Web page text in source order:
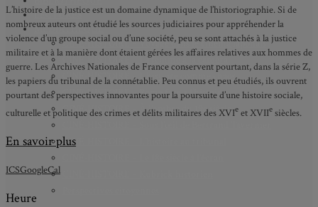
LECTURES
MÉDIATHÈQUE
CINÉ-HISTOIRE – Voyage dans le cinéma japonais
CINÉ-HISTOIRE – La femme à la caméra
CINÉ-HISTOIRE – L’histoire comme chaos
CINÉ-HISTOIRE – Rome face à l’histoire
CINÉ-HISTOIRE – À l’ombre du 19e siècle
CINÉ-HISTOIRE – L’histoire au tribunal
L’histoire de la justice est un domaine dynamique de l’historiographie. Si de
nombreux auteurs ont étudié les sources judiciaires pour appréhender la
violence d’un groupe social ou d’une société, peu se sont attachés à la justice
militaire et à la manière dont étaient gérées les affaires relatives aux hommes de
guerre. Les Archives Nationales de France conservent pourtant, dans la série Z,
les papiers du tribunal de la connétablie. Peu connus et peu étudiés, ils ouvrent
pourtant des perspectives innovantes pour la poursuite d’une histoire sociale,
culturelle et politique des crimes et délits militaires des XVIe et XVIIe siècles.
En savoir plus
ICSGoogleCal
Heure